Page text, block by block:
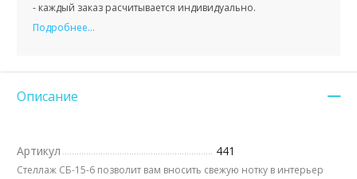
- каждый заказ расчитывается индивидуально.
Подробнее...
Описание
Артикул 441
Стеллаж СБ-15-6 позволит вам вносить свежую нотку в интерьер